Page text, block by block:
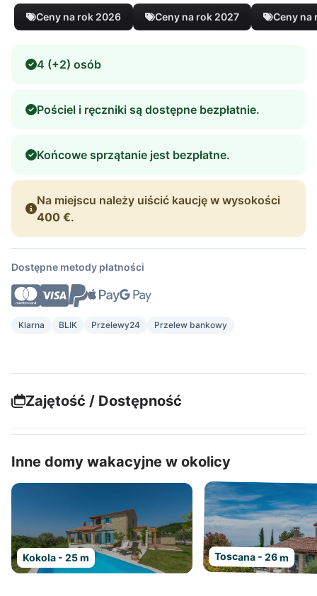
Ceny na rok 2026 Ceny na rok 2027 Ceny na
4 (+2) osób
Pościel i ręczniki są dostępne bezpłatnie.
Końcowe sprzątanie jest bezpłatne.
Na miejscu należy uiścić kaucję w wysokości
400 €.
Dostępne metody płatności
Klarna BLIK Przelewy24 Przelew bankowy
Zajętość / Dostępność
Inne domy wakacyjne w okolicy
Kokola - 25 m Toscana - 26 m